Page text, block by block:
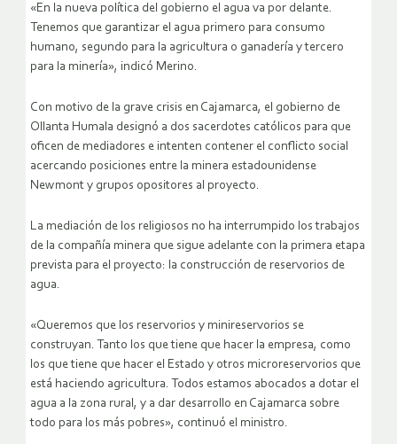
«En la nueva política del gobierno el agua va por delante.
Tenemos que garantizar el agua primero para consumo
humano, segundo para la agricultura o ganadería y tercero
para la minería», indicó Merino.
Con motivo de la grave crisis en Cajamarca, el gobierno de
Ollanta Humala designó a dos sacerdotes católicos para que
oficen de mediadores e intenten contener el conflicto social
acercando posiciones entre la minera estadounidense
Newmont y grupos opositores al proyecto.
La mediación de los religiosos no ha interrumpido los trabajos
de la compañía minera que sigue adelante con la primera etapa
prevista para el proyecto: la construcción de reservorios de
agua.
«Queremos que los reservorios y minireservorios se
construyan. Tanto los que tiene que hacer la empresa, como
los que tiene que hacer el Estado y otros microreservorios que
está haciendo agricultura. Todos estamos abocados a dotar el
agua a la zona rural, y a dar desarrollo en Cajamarca sobre
todo para los más pobres», continuó el ministro.